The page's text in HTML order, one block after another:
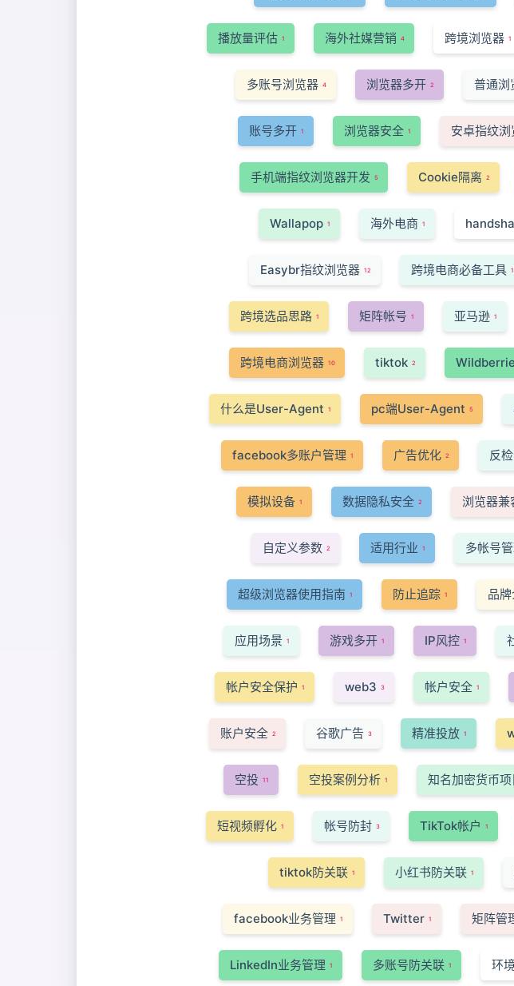
播放量评估 1 海外社媒营销 4 跨境浏览器 1
多账号浏览器 4 浏览器多开 2 普通浏
账号多开 1 浏览器安全 1 安卓指纹浏
手机端指纹浏览器开发 5 Cookie隔离 2
Wallapop 1 海外电商 1
Easybr指纹浏览器 12 跨境电商必备工具 1
跨境选品思路 1 矩阵帐号 1 亚马逊 1
跨境电商浏览器 10 tiktok 2
什么是User-Agent 1 pc端User-Agent 5
facebook多账户管理 1 广告优化 2 反
模拟设备 1 数据隐私安全 2 浏览器兼
自定义参数 2 适用行业 1 多帐号
超级浏览器使用指南 1 防止追踪 1 品
应用场景 1 游戏多开 1 IP风控 1
帐户安全保护 1 web3 3 帐户安全 1
账户安全 2 谷歌广告 3 精准投放 1
空投 11 空投案例分析 1 知名加密货币项
短视频孵化 1 帐号防封 3 TikTok帐户 1
tiktok防关联 1 小红书防关联 1
facebook业务管理 1 Twitter 1 矩阵管
LinkedIn业务管理 1 多账号防关联 1 环